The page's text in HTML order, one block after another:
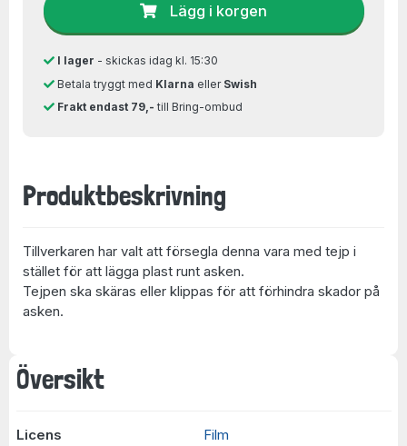
Översikt
Licens
Film
Lägg i korgen
I lager - skickas idag kl. 15:30
Betala tryggt med Klarna eller Swish
Frakt endast 79,- till Bring-ombud
Produktbeskrivning
Tillverkaren har valt att försegla denna vara med tejp i
stället för att lägga plast runt asken.
Tejpen ska skäras eller klippas för att förhindra skador på
asken.